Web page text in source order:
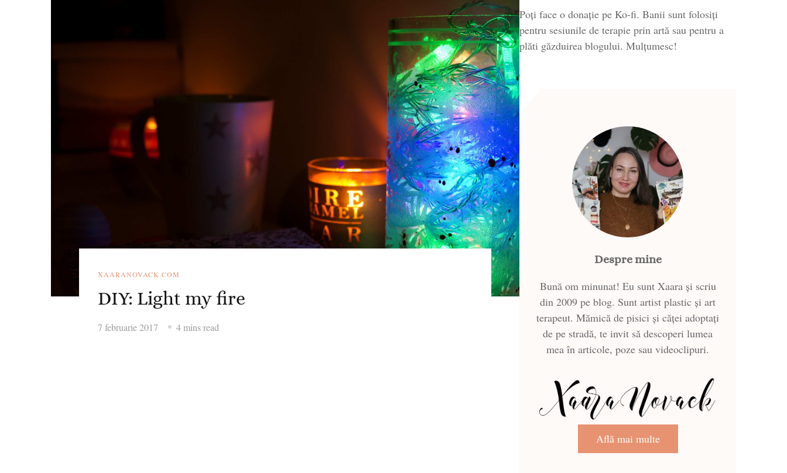
XAARANOVACK.COM
DIY: Light my fire
7 februarie 2017 4 mins read
Poți face o donație pe Ko-fi. Banii sunt folosiți
pentru sesiunile de terapie prin artă sau pentru a
plăti găzduirea blogului. Mulțumesc!
Despre mine
Bună om minunat! Eu sunt Xaara și scriu
din 2009 pe blog. Sunt artist plastic și art
terapeut. Mămică de pisici și căței adoptați
de pe stradă, te invit să descoperi lumea
mea în articole, poze sau videoclipuri.
Află mai multe